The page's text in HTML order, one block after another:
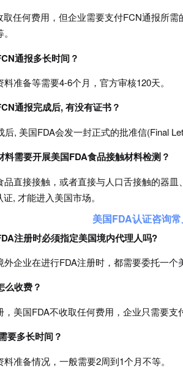
取任何费用，但企业需要支付FCN通报所
通报多长时间？
准备等需要4-6个月，官方审核120天。
通报完成后, 有没有证书？
, 美国FDA会发一封正式的批准信(Final
料需要开展美国FDA食品接触材料检测？
品直接接触，或者直接与人口舌接触的器
, 才能进入美国市场。
美国FDA认证咨询常
注册时必须指定美国境内代理人吗?
企业在进行FDA注册时，都需要委托一个
么收费？
美国FDA不收取任何费用，企业只需要支
要多长时间？
准备情况，一般需要2周到1个月不等。